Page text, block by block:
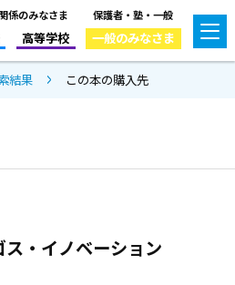
係のみなさま
高等学校
保護者・塾・一般
一般のみなさま
結果 この本の購入先
・イノベーション